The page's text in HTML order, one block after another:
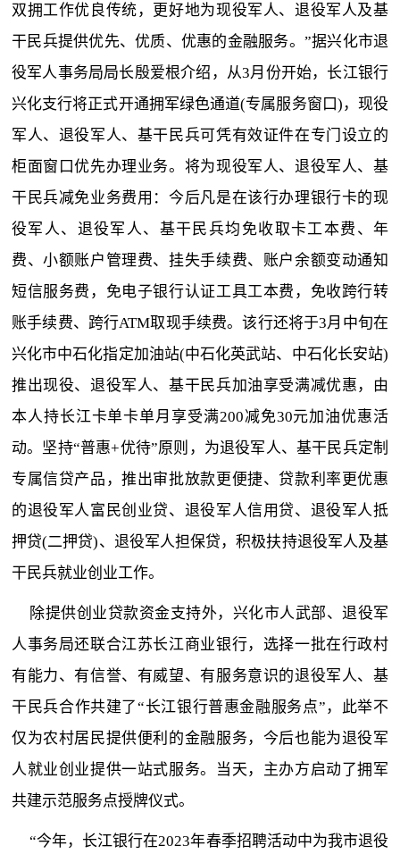
双拥工作优良传统，更好地为现役军人、退役军人及基
干民兵提供优先、优质、优惠的金融服务。”据兴化市退
役军人事务局局长殷爱根介绍，从3月份开始，长江银行
兴化支行将正式开通拥军绿色通道(专属服务窗口)，现役
军人、退役军人、基干民兵可凭有效证件在专门设立的
柜面窗口优先办理业务。将为现役军人、退役军人、基
干民兵减免业务费用：今后凡是在该行办理银行卡的现
役军人、退役军人、基干民兵均免收取卡工本费、年
费、小额账户管理费、挂失手续费、账户余额变动通知
短信服务费，免电子银行认证工具工本费，免收跨行转
账手续费、跨行ATM取现手续费。该行还将于3月中旬在
兴化市中石化指定加油站(中石化英武站、中石化长安站)
推出现役、退役军人、基干民兵加油享受满减优惠，由
本人持长江卡单卡单月享受满200减免30元加油优惠活
动。坚持“普惠+优待”原则，为退役军人、基干民兵定制
专属信贷产品，推出审批放款更便捷、贷款利率更优惠
的退役军人富民创业贷、退役军人信用贷、退役军人抵
押贷(二押贷)、退役军人担保贷，积极扶持退役军人及基
干民兵就业创业工作。
除提供创业贷款资金支持外，兴化市人武部、退役军
人事务局还联合江苏长江商业银行，选择一批在行政村
有能力、有信誉、有威望、有服务意识的退役军人、基
干民兵合作共建了“长江银行普惠金融服务点”，此举不
仅为农村居民提供便利的金融服务，今后也能为退役军
人就业创业提供一站式服务。当天，主办方启动了拥军
共建示范服务点授牌仪式。
“今年，长江银行在2023年春季招聘活动中为我市退役